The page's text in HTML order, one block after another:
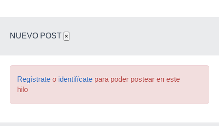
NUEVO POST ×
Regístrate o identifícate para poder postear en este
hilo